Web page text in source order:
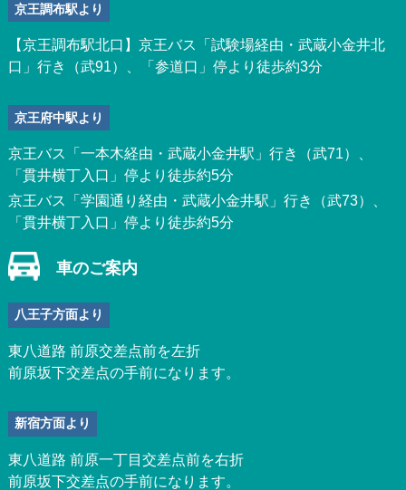
京王調布駅より
【京王調布駅北口】京王バス「試験場経由・武蔵小金井北
口」行き（武91）、「参道口」停より徒歩約3分
京王府中駅より
京王バス「一本木経由・武蔵小金井駅」行き（武71）、
「貫井横丁入口」停より徒歩約5分
京王バス「学園通り経由・武蔵小金井駅」行き（武73）、
「貫井横丁入口」停より徒歩約5分
車のご案内
八王子方面より
東八道路 前原交差点前を左折
前原坂下交差点の手前になります。
新宿方面より
東八道路 前原一丁目交差点前を右折
前原坂下交差点の手前になります。